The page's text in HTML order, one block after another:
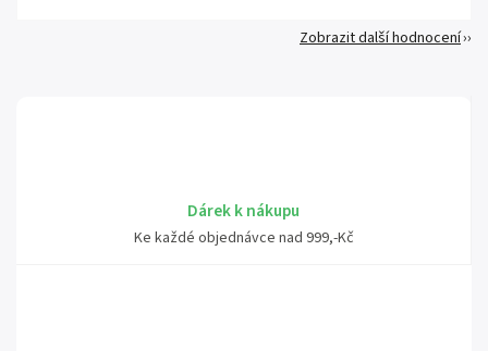
Dárek k nákupu
Ke každé objednávce nad 999,-Kč
Zobrazit další hodnocení